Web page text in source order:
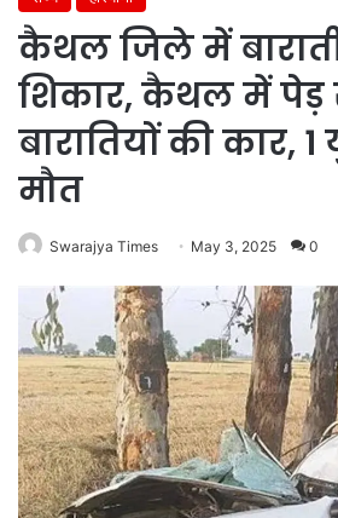
कैथल जिले में
शिकार, कैथल में पेड़
बारातियों की कार,
मौत
Swarajya Times May 3, 2025 0